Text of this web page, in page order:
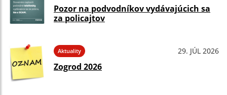
Pozor na podvodníkov vydávajúcich sa
za policajtov
Aktuality 29. JÚL 2026
Zogrod 2026